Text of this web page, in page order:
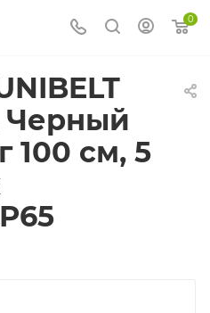
0
Черный
100 см, 5